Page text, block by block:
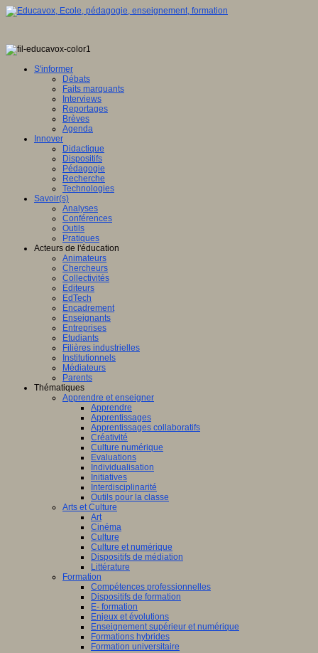
S'informer
Débats
Faits marquants
Interviews
Reportages
Brèves
Agenda
Innover
Didactique
Dispositifs
Pédagogie
Recherche
Technologies
Savoir(s)
Analyses
Conférences
Outils
Pratiques
Acteurs de l'éducation
Animateurs
Chercheurs
Collectivités
Editeurs
EdTech
Encadrement
Enseignants
Entreprises
Etudiants
Filières industrielles
Institutionnels
Médiateurs
Parents
Thématiques
Apprendre et enseigner
Apprendre
Apprentissages
Apprentissages collaboratifs
Créativité
Culture numérique
Evaluations
Individualisation
Initiatives
Interdisciplinarité
Outils pour la classe
Arts et Culture
Art
Cinéma
Culture
Culture et numérique
Dispositifs de médiation
Littérature
Formation
Compétences professionnelles
Dispositifs de formation
E- formation
Enjeux et évolutions
Enseignement supérieur et numérique
Formations hybrides
Formation universitaire